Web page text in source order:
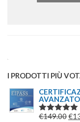
I PRODOTTI PIÙ
AVANZATO
VALUTATO
€149.00IL
€